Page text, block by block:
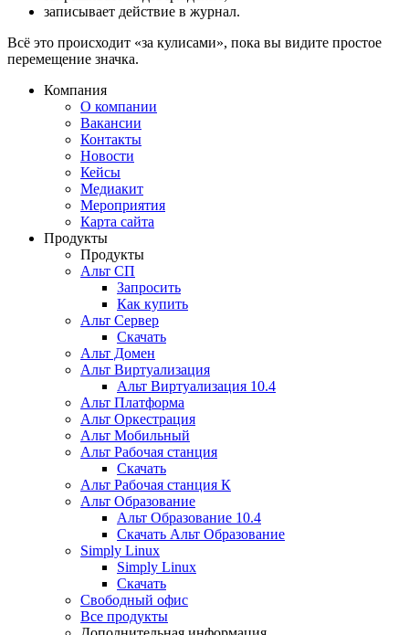
записывает действие в журнал.
Всё это происходит «за кулисами», пока вы видите простое
перемещение значка.
Компания
О компании
Вакансии
Контакты
Новости
Кейсы
Медиакит
Мероприятия
Карта сайта
Продукты
Продукты
Альт СП
Запросить
Как купить
Альт Сервер
Скачать
Альт Домен
Альт Виртуализация
Альт Виртуализация 10.4
Альт Платформа
Альт Оркестрация
Альт Мобильный
Альт Рабочая станция
Скачать
Альт Рабочая станция К
Альт Образование
Альт Образование 10.4
Скачать Альт Образование
Simply Linux
Simply Linux
Скачать
Свободный офис
Все продукты